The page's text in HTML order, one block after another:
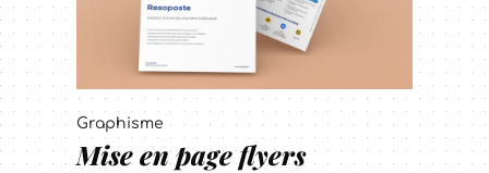
Graphisme
Mise en page flyers